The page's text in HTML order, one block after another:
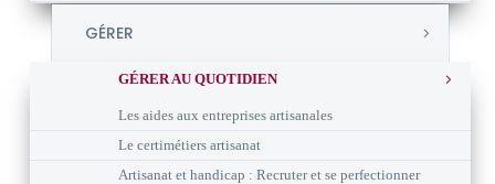
GÉRER
GÉRER AU QUOTIDIEN
Les aides aux entreprises artisanales
Le certimétiers artisanat
Artisanat et handicap : Recruter et se perfectionner